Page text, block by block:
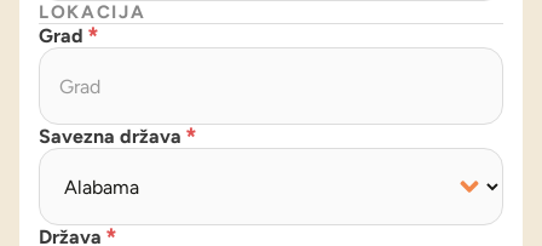
LOKACIJA
Grad *
Savezna država *
Država *